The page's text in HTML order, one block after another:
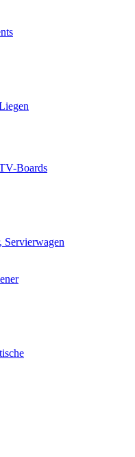
Boards
Servierwagen